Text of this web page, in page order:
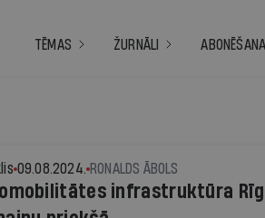
TĒMAS ŽURNĀLI ABONĒŠANA
09.08.2024. RONALDS ĀBOLS
infrastruktūra